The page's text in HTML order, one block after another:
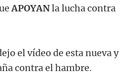
APOYANla lucha contra
el vídeo de esta nueva y
contra el hambre.